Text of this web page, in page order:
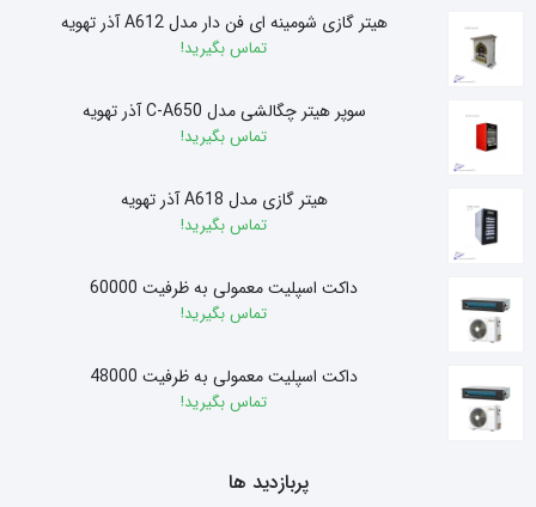
هیتر گازی شومینه ای فن دار مدل A612 آذر تهویه
تماس بگیرید!
سوپر هیتر چگالشی مدل C-A650 آذر تهویه
تماس بگیرید!
هیتر گازی مدل A618 آذر تهویه
تماس بگیرید!
داکت اسپلیت معمولی به ظرفیت 60000
تماس بگیرید!
داکت اسپلیت معمولی به ظرفیت 48000
تماس بگیرید!
پربازدید ها